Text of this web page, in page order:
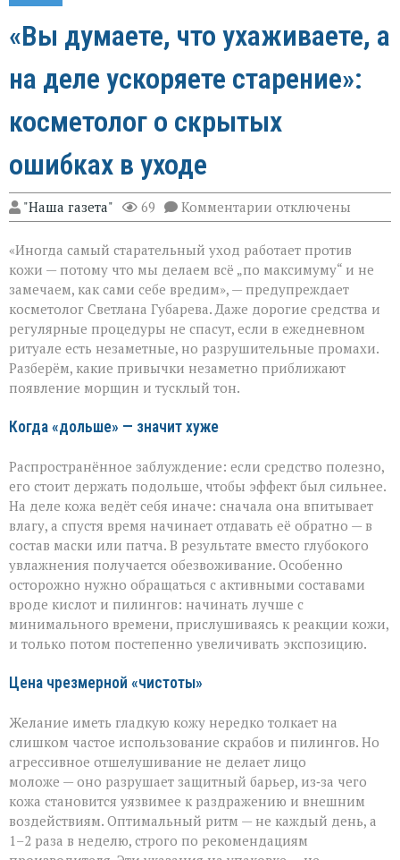
«Вы думаете, что ухаживаете, а
на деле ускоряете старение»:
косметолог о скрытых
ошибках в уходе
"Наша газета" 69 Комментарии к
записи
думаете,
что
ухаживаете,
а
на
деле
ускоряете
старение»:
косметолог
отключены
«Иногда самый старательный уход работает против
кожи — потому что мы делаем всё „по максимуму“ и не
замечаем, как сами себе вредим», — предупреждает
косметолог Светлана Губарева. Даже дорогие средства и
регулярные процедуры не спасут, если в ежедневном
ритуале есть незаметные, но разрушительные промахи.
Разберём, какие привычки незаметно приближают
появление морщин и тусклый тон.
Когда «дольше» — значит хуже
Распространённое заблуждение: если средство полезно,
его стоит держать подольше, чтобы эффект был сильнее.
На деле кожа ведёт себя иначе: сначала она впитывает
влагу, а спустя время начинает отдавать её обратно — в
состав маски или патча. В результате вместо глубокого
увлажнения получается обезвоживание. Особенно
осторожно нужно обращаться с активными составами
вроде кислот и пилингов: начинать лучше с
минимального времени, прислушиваясь к реакции кожи,
и только потом постепенно увеличивать экспозицию.
Цена чрезмерной «чистоты»
Желание иметь гладкую кожу нередко толкает на
слишком частое использование скрабов и пилингов. Но
агрессивное отшелушивание не делает лицо
моложе — оно разрушает защитный барьер, из‑за чего
кожа становится уязвимее к раздражению и внешним
воздействиям. Оптимальный ритм — не каждый день, а
1–2 раза в неделю, строго по рекомендациям